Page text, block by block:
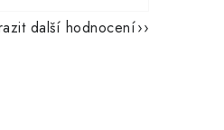
další hodnocení